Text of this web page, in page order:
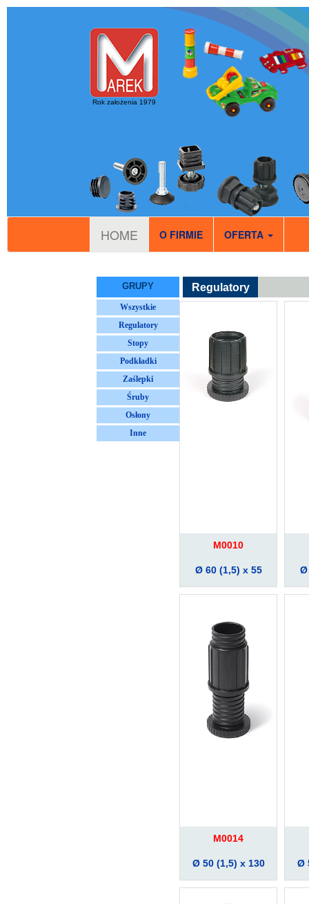
Rok założenia 1979
HOME O FIRMIE OFERTA
GRUPY
Wszystkie
Regulatory
Stopy
Podkładki
Zaślepki
Śruby
Osłony
Inne
Regulatory
M0010
Ø 60 (1,5) x 55 Ø
M0014
Ø 50 (1,5) x 130 Ø